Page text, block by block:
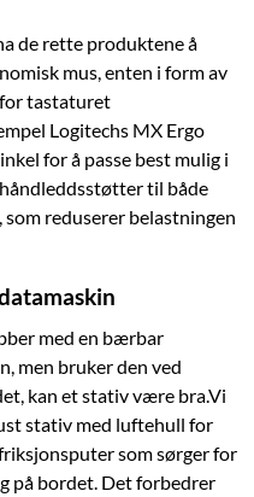
de rette produktene å
mus, enten i form av
tastaturet
Logitechs MX Ergo
for å passe best mulig i
til både
som reduserer belastningen
med en bærbar
men bruker den ved
kan et stativ være bra.Vi
stativ med luftehull for
som sørger for
på bordet. Det forbedrer